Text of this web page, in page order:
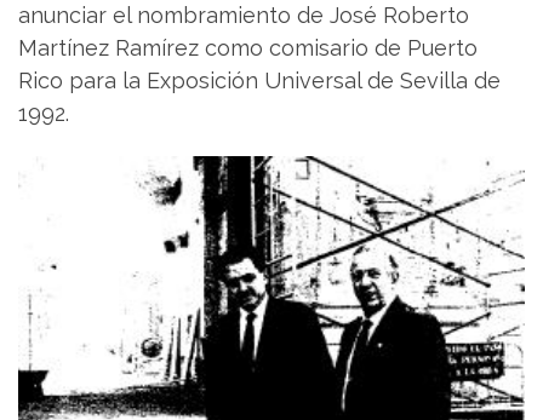
anunciar el nombramiento de José Roberto
Martínez Ramírez como comisario de Puerto
Rico para la Exposición Universal de Sevilla de
1992.